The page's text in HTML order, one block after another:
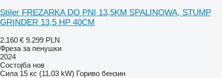
Stiler FREZARKA DO PNI 13,5KM SPALINOWA, STUMP
GRINDER 13,5 HP 40CM
2.160 € 9.299 PLN
Фреза за пенушки
2024
Состојба нов
Сила 15 кс (11.03 kW) Гориво бензин